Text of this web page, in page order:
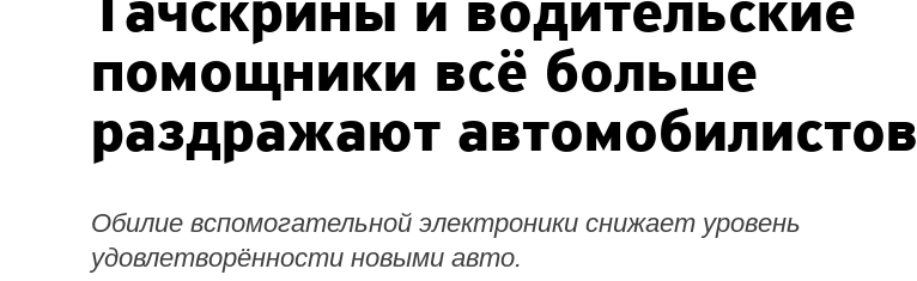
Тачскрины и водительские
помощники всё больше
раздражают автомобилистов
Обилие вспомогательной электроники снижает уровень
удовлетворённости новыми авто.